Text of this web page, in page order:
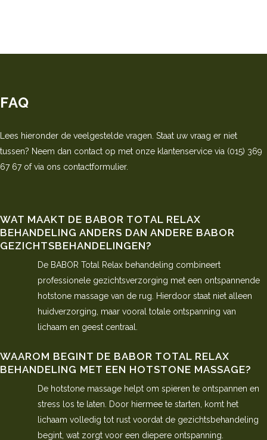
FAQ
Lees hieronder de veelgestelde vragen. Staat uw vraag er niet
tussen? Neem dan contact op met onze klantenservice via (015) 369
67 67 of via ons contactformulier.
WAT MAAKT DE BABOR TOTAL RELAX
BEHANDELING ANDERS DAN ANDERE BABOR
GEZICHTSBEHANDELINGEN?
De BABOR Total Relax behandeling combineert
professionele gezichtsverzorging met een ontspannende
hotstone massage van de rug. Hierdoor staat niet alleen
huidverzorging, maar vooral totale ontspanning van
lichaam en geest centraal.
WAAROM BEGINT DE BABOR TOTAL RELAX
BEHANDELING MET EEN HOTSTONE MASSAGE?
De hotstone massage helpt om spieren te ontspannen en
stress los te laten. Door hiermee te starten, komt het
lichaam volledig tot rust voordat de gezichtsbehandeling
begint, wat zorgt voor een diepere ontspanning.